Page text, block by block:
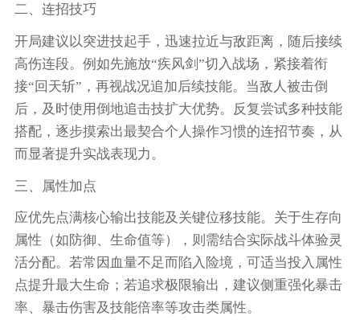
二、连招技巧
开局建议以突进技起手，迅速拉近与敌距离，随后接续
高伤连段。例如先施放“疾风剑”切入战场，紧接着衔
接“回天斩”，再视战况追加后续技能。当敌人被击倒
后，及时使用倒地追击技扩大优势。反复尝试多种技能
搭配，逐步摸索出最契合个人操作习惯的连招节奏，从
而显著提升实战表现力。
三、属性加点
应优先点满核心输出技能及关键位移技能。关于生存向
属性（如防御、生命值等），则需结合实际战斗体验灵
活分配。若常因血量不足而陷入险境，可适当投入属性
点提升最大生命；若追求极限输出，建议侧重强化暴击
率、暴击伤害及技能倍率等攻击类属性。